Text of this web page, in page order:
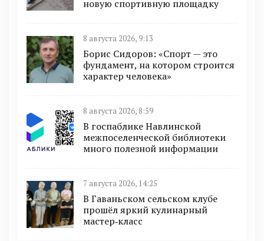
новую спортивную площадку
8 августа 2026, 9:13
Борис Сидоров: «Спорт — это
фундамент, на котором строится
характер человека»
8 августа 2026, 8:59
В госпаблике Навлинской
межпоселенческой библиотеки
много полезной информации
7 августа 2026, 14:25
В Гаваньском сельском клубе
прошёл яркий кулинарный
мастер‑класс